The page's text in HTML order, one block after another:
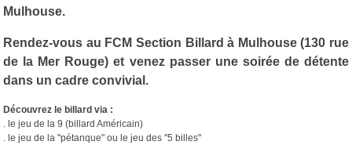
Mulhouse.
Rendez-vous au FCM Section Billard à Mulhouse (130 rue
de la Mer Rouge) et venez passer une soirée de détente
dans un cadre convivial.
Découvrez le billard via :
. le jeu de la 9 (billard Américain)
. le jeu de la ''pétanque" ou le jeu des ''5 billes"